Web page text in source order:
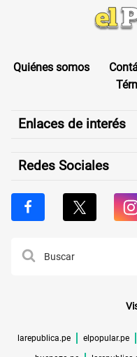
Quiénes somos
Enlaces de interés
Redes Sociales
larepublica.pe elpopular.pe